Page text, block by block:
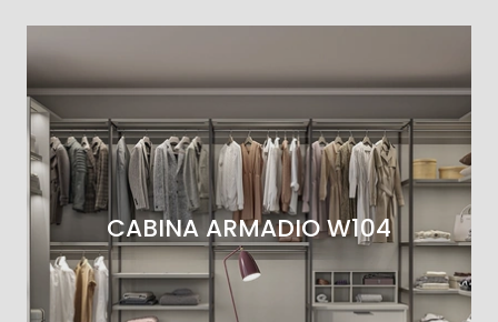
CABINA ARMADIO W104